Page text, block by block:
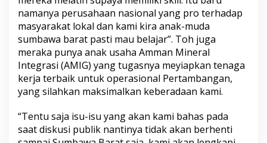
namanya perusahaan nasional yang pro terhadap
masyarakat lokal dan kami kira anak-muda
sumbawa barat pasti mau belajar”. Toh juga
meraka punya anak usaha Amman Mineral
Integrasi (AMIG) yang tugasnya meyiapkan tenaga
kerja terbaik untuk operasional Pertambangan,
yang silahkan maksimalkan keberadaan kami.
“Tentu saja isu-isu yang akan kami bahas pada
saat diskusi publik nantinya tidak akan berhenti